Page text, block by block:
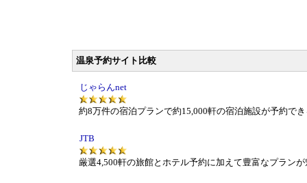
温泉予約サイト比較
じゃらんnet
約8万件の宿泊プランで約15,000軒の宿泊施設が予約で
JTB
厳選4,500軒の旅館とホテル予約に加えて豊富なプラン